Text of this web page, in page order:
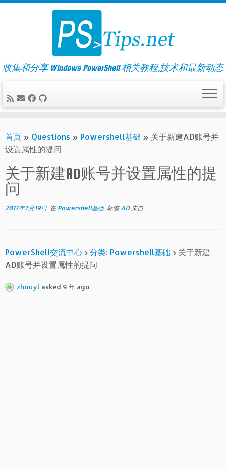
Skip
收集和分享 Windows PowerShell 相关教程,技术和最新动态
首页 » Questions » Powershell基础 » 关于新建AD账号并
设置属性的提问
关于新建AD账号并设置属性的提
问
2017年7月19日 在 Powershell基础 标签AD 来自
PowerShell交流中心 › 分类: Powershell基础 › 关于新建
AD账号并设置属性的提问
zhouyl asked 9 年 ago